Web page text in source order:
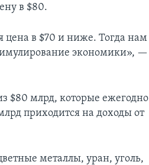
в $80.
цена в $70 и ниже. Тогда нам
экономики», —
$80 млрд, которые ежегодно
приходится на доходы от
металлы, уран, уголь,